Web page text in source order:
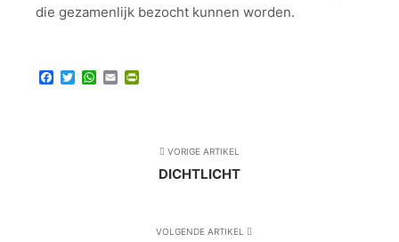
die gezamenlijk bezocht kunnen worden.
Facebook
TwitterWhatsApp
Email
VORIGE ARTIKEL
DICHTLICHT
VOLGENDE ARTIKEL